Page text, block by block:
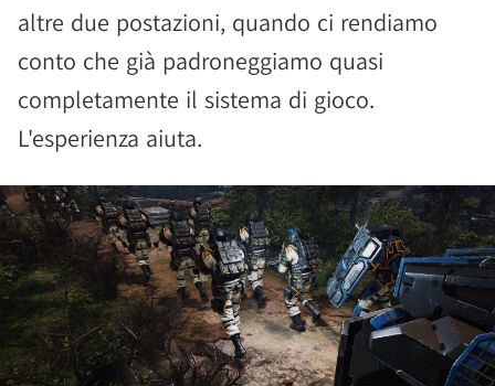
altre due postazioni, quando ci rendiamo
conto che già padroneggiamo quasi
completamente il sistema di gioco.
L'esperienza aiuta.